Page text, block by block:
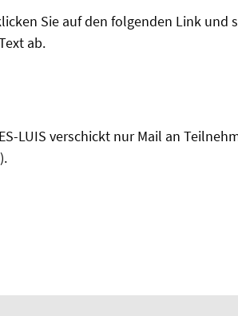
Sie auf den folgenden Link und
ab.
LUIS verschickt nur Mail an